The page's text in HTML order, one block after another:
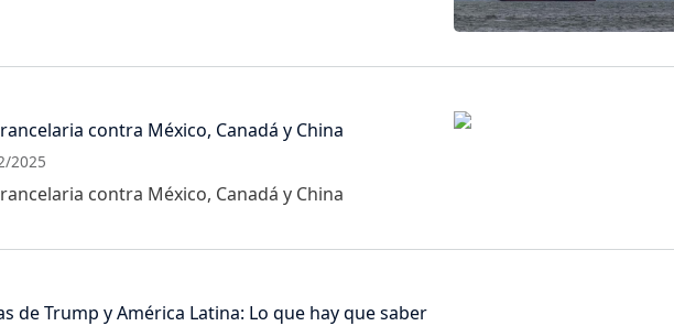
contra México, Canadá y China
2025
contra México, Canadá y China
Imagen
de Trump y América Latina: Lo que hay que saber